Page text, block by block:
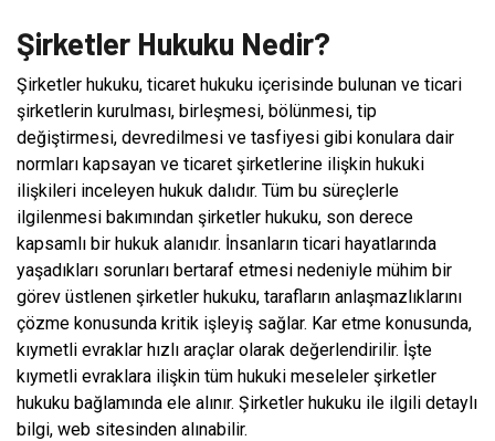
Şirketler Hukuku Nedir?
Şirketler hukuku, ticaret hukuku içerisinde bulunan ve ticari
şirketlerin kurulması, birleşmesi, bölünmesi, tip
değiştirmesi, devredilmesi ve tasfiyesi gibi konulara dair
normları kapsayan ve ticaret şirketlerine ilişkin hukuki
ilişkileri inceleyen hukuk dalıdır. Tüm bu süreçlerle
ilgilenmesi bakımından şirketler hukuku, son derece
kapsamlı bir hukuk alanıdır. İnsanların ticari hayatlarında
yaşadıkları sorunları bertaraf etmesi nedeniyle mühim bir
görev üstlenen şirketler hukuku, tarafların anlaşmazlıklarını
çözme konusunda kritik işleyiş sağlar. Kar etme konusunda,
kıymetli evraklar hızlı araçlar olarak değerlendirilir. İşte
kıymetli evraklara ilişkin tüm hukuki meseleler şirketler
hukuku bağlamında ele alınır. Şirketler hukuku ile ilgili detaylı
bilgi, web sitesinden alınabilir.